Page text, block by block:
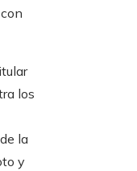
los
la
y